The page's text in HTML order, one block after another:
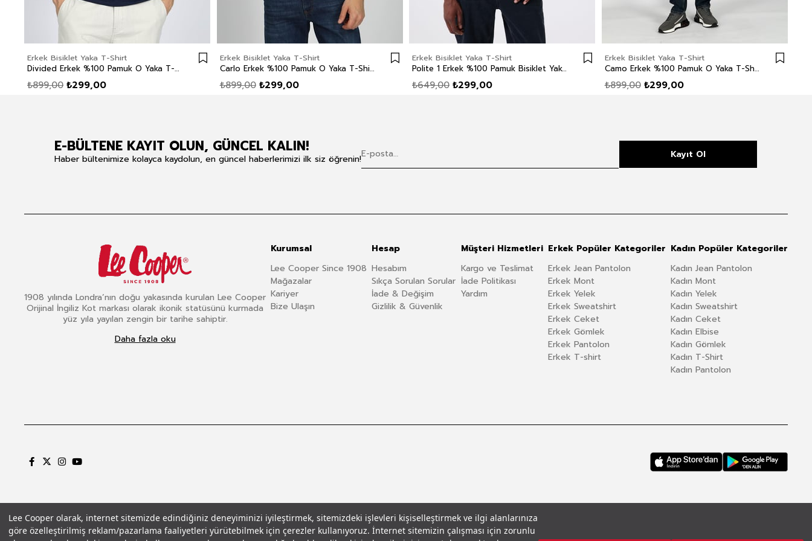
Lee Cooper olarak, internet sitemizde edindiğiniz deneyiminizi iyileştirmek, sitemizdeki işlevleri kişiselleştirmek ve ilgi alanlarınıza
göre özelleştirilmiş reklam/pazarlama faaliyetleri yürütebilmek için çerezler kullanıyoruz. İnternet sitemizin çalışması için zorunlu
Erkek Bisiklet Yaka T-Shirt
Divided Erkek %100 Pamuk O Yaka T-Shirt Lacivert
₺299,00
₺899,00
Erkek Bisiklet Yaka T-Shirt
Carlo Erkek %100 Pamuk O Yaka T-Shirt Beyaz
₺299,00
₺899,00
Erkek Bisiklet Yaka T-Shirt
Polite 1 Erkek %100 Pamuk Bisiklet Yaka T-Shirt Gül Kurusu
₺299,00
₺649,00
Erkek Bisiklet Yaka T-Shirt
Camo Erkek %100 Pamuk O Yaka T-Shirt Beyaz
₺299,00
₺899,00
E-BÜLTENE KAYIT OLUN, GÜNCEL KALIN!
Haber bültenimize kolayca kaydolun, en güncel haberlerimizi ilk siz öğrenin! Kayıt Ol
1908 yılında Londra’nın doğu yakasında kurulan Lee Cooper
Orijinal İngiliz Kot markası olarak ikonik statüsünü kurmada
yüz yıla yayılan zengin bir tarihe sahiptir.
Daha fazla oku
Kurumsal
Lee Cooper Since 1908
Mağazalar
Kariyer
Bize Ulaşın
Hesap
Hesabım
Sıkça Sorulan Sorular
İade & Değişim
Gizlilik & Güvenlik
Müşteri Hizmetleri
Kargo ve Teslimat
İade Politikası
Yardım
Erkek Popüler Kategoriler
Erkek Jean Pantolon
Erkek Mont
Erkek Yelek
Erkek Sweatshirt
Erkek Ceket
Erkek Gömlek
Erkek Pantolon
Erkek T-shirt
Kadın Popüler Kategoriler
Kadın Jean Pantolon
Kadın Mont
Kadın Yelek
Kadın Sweatshirt
Kadın Ceket
Kadın Elbise
Kadın Gömlek
Kadın T-Shirt
Kadın Pantolon
Gizlilik PolitikasıÇerez PolitikasıKVKK Aydınlatma MetniŞartlar ve Koşullar© 2026 Leecooper - Tüm Hakları Saklıdır.